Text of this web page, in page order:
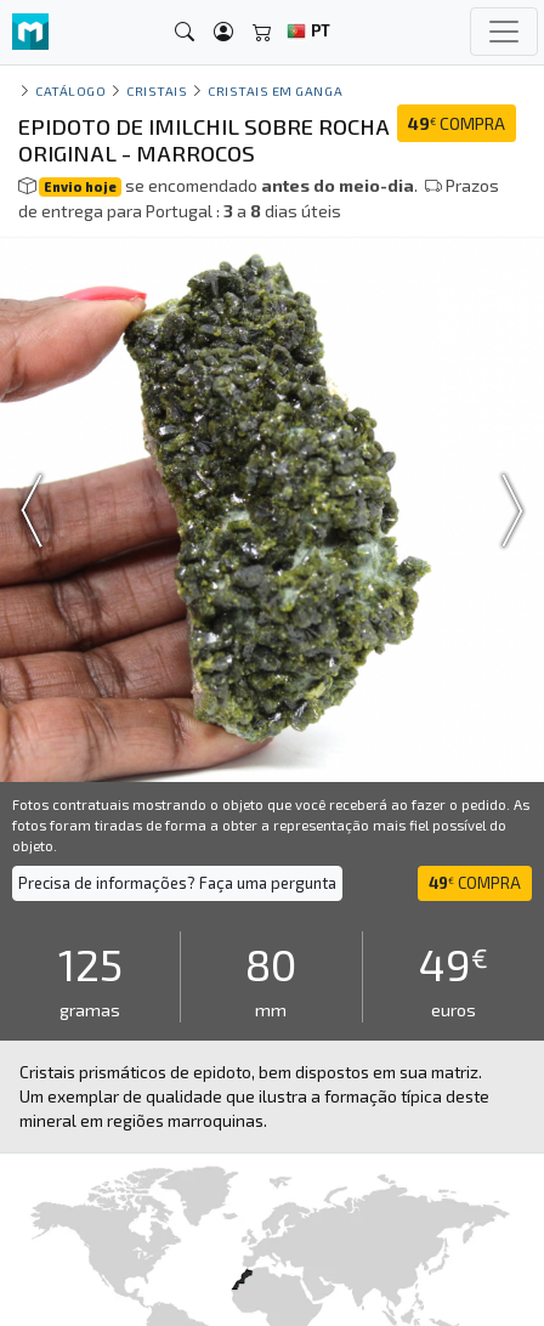
PT
CATÁLOGO CRISTAIS CRISTAIS EM GANGA
49€ COMPRA
EPIDOTO DE IMILCHIL SOBRE ROCHA
ORIGINAL - MARROCOS
Envio hoje se encomendado antes do meio-dia.
Prazos
de entrega para Portugal : 3a 8dias úteis
Fotos contratuais mostrando o objeto que você receberá ao fazer o pedido. As
fotos foram tiradas de forma a obter a representação mais fiel possível do
objeto.
Precisa de informações? Faça uma pergunta 49€ COMPRA
125
gramas
80
mm
49€
euros
Cristais prismáticos de epidoto, bem dispostos em sua matriz.
Um exemplar de qualidade que ilustra a formação típica deste
mineral em regiões marroquinas.